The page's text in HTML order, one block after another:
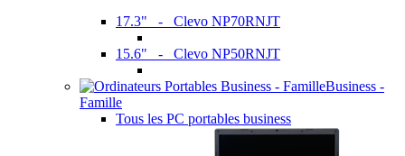
17.3" - Clevo NP70RNJT
15.6" - Clevo NP50RNJT
Business -
Famille
Tous les PC portables business